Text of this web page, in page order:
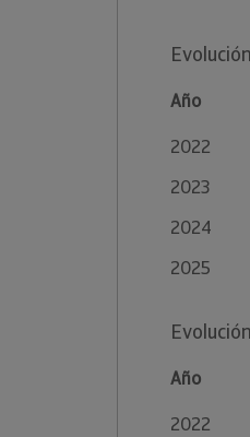
Año
2022
2023
2024
2025
Año
2022